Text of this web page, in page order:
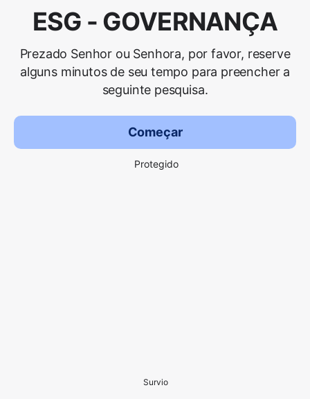
ESG - GOVERNANÇA
Prezado Senhor ou Senhora, por favor, reserve
alguns minutos de seu tempo para preencher a
seguinte pesquisa.
Começar
Protegido
Survio